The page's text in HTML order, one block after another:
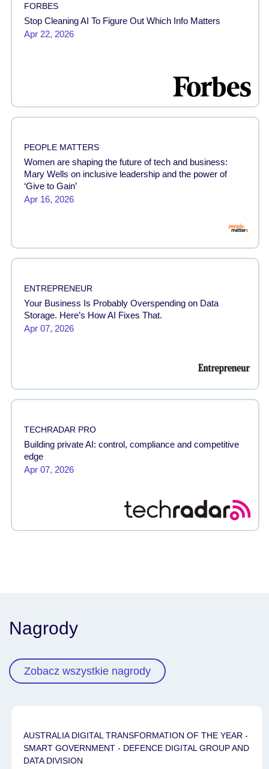
FORBES
Stop Cleaning AI To Figure Out Which Info Matters
Apr 22, 2026
PEOPLE MATTERS
Women are shaping the future of tech and business:
Mary Wells on inclusive leadership and the power of
‘Give to Gain’
Apr 16, 2026
ENTREPRENEUR
Your Business Is Probably Overspending on Data
Storage. Here’s How AI Fixes That.
Apr 07, 2026
TECHRADAR PRO
Building private AI: control, compliance and competitive
edge
Apr 07, 2026
Nagrody
Zobacz wszystkie nagrody
AUSTRALIA DIGITAL TRANSFORMATION OF THE YEAR -
SMART GOVERNMENT - DEFENCE DIGITAL GROUP AND
DATA DIVISION